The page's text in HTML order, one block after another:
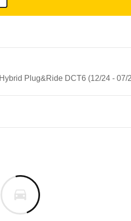
Plug&Ride DCT6 (12/24 - 07/
wie das
der Grundlage der